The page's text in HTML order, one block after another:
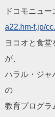
ドコモニュー
a22.hm-f.jp/
ヨコオと食
が、
ハラル・ジャ
の
教育プログラ